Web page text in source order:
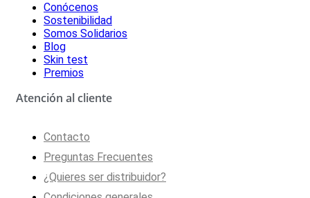
Conócenos
Sostenibilidad
Somos Solidarios
Blog
Skin test
Premios
Atención al cliente
Contacto
Preguntas Frecuentes
¿Quieres ser distribuidor?